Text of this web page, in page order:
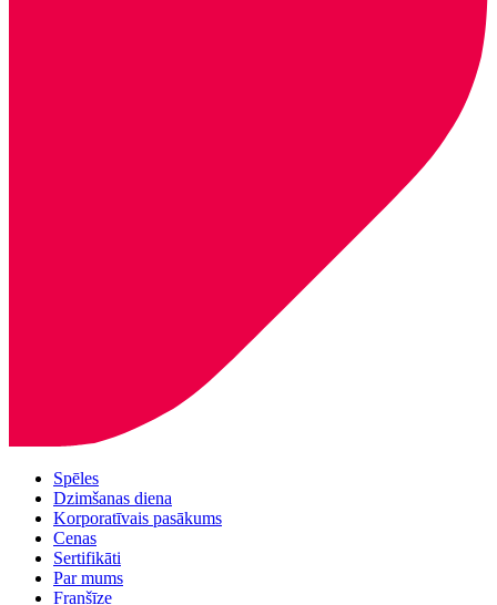
Spēles
Dzimšanas diena
Korporatīvais pasākums
Cenas
Sertifikāti
Par mums
Franšīze